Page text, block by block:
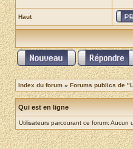
Haut
Index du forum » Forums publics de
Qui est en ligne
Utilisateurs parcourant ce forum: Aucun